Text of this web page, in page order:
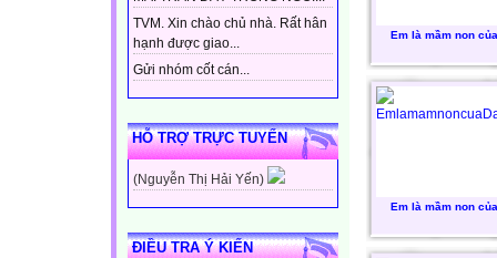
TVM. Xin chào chủ nhà. Rất hân
hạnh được giao...
Gửi nhóm cốt cán...
HỖ TRỢ TRỰC TUYẾN
(Nguyễn Thị Hải Yến)
ĐIỀU TRA Ý KIẾN
Em là mầm non
Em là mầm non